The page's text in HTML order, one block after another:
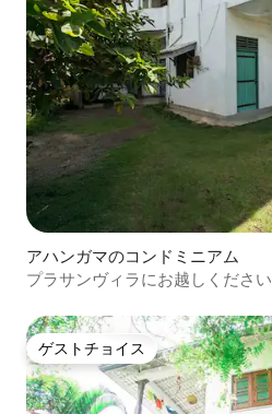
アハンガマのコンドミニアム
プラサンヴィラにお越しください
ゲストチョイス
ゲストチョイス